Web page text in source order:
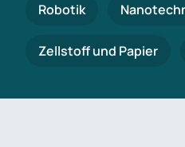
Robotik
Zellstoff und Papier